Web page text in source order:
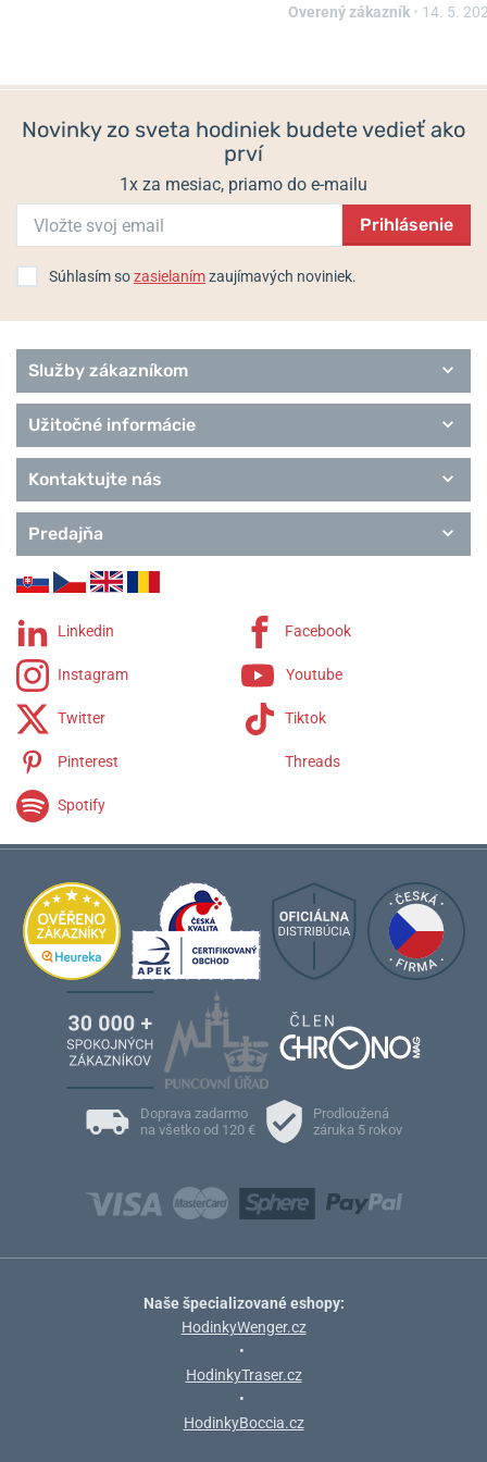
Strasse 7, 2502 Biel, Švajčiarsko / info@festina.com
Ceramic
Chrono bike
Chrono Sport
Elegance
Overený zákazník • 14. 5.
Novinky zo sveta hodiniek budete vedieť ako
prví
1x za mesiac, priamo do e-mailu
Prihlásenie
Súhlasím sozasielanímzaujímavých noviniek.
Služby zákazníkom
Užitočné informácie
Kontaktujte nás
Predajňa
Linkedin Facebook
Instagram Youtube
Twitter Tiktok
Pinterest Threads
Spotify
Doprava zadarmo
na všetko od 120 €
Prodloužená
záruka 5 rokov
Naše špecializované eshopy:
HodinkyWenger.cz
•
HodinkyTraser.cz
•
HodinkyBoccia.cz